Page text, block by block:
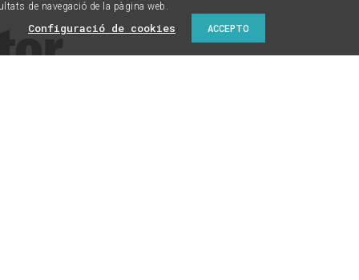
de navegació de la pàgina web.
ACCEPTO
Configuració de cookies